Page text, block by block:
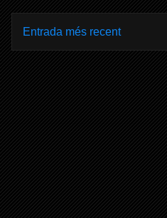
Entrada més recent